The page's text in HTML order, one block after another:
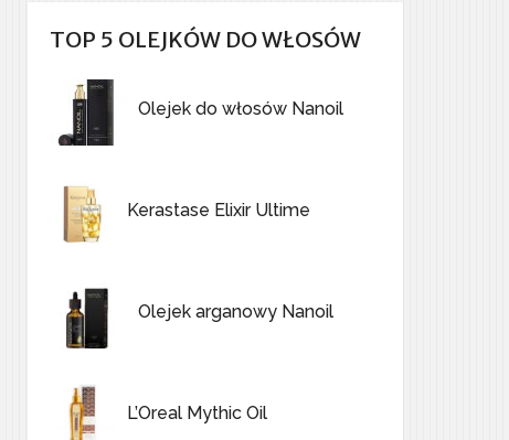
TOP 5 OLEJKÓW DO WŁOSÓW
Olejek do włosów Nanoil
Kerastase Elixir Ultime
Olejek arganowy Nanoil
L’Oreal Mythic Oil